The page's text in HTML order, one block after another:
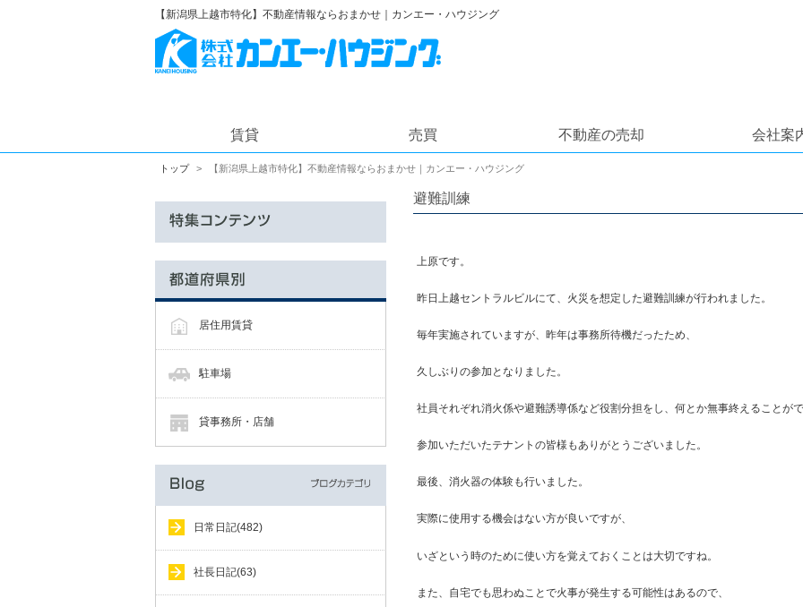
【新潟県上越市特化】不動産情報ならおまかせ｜カンエー・ハウジング
賃貸 売買 不動産の売却 会社案
トップ 【新潟県上越市特化】不動産情報ならおまかせ｜カンエー・ハウジング
避難訓練
上原です。
昨日上越セントラルビルにて、火災を想定した避難訓練が行われました。
毎年実施されていますが、昨年は事務所待機だったため、
久しぶりの参加となりました。
社員それぞれ消火係や避難誘導係など役割分担をし、何とか無事終えることがで
参加いただいたテナントの皆様もありがとうございました。
最後、消火器の体験も行いました。
実際に使用する機会はない方が良いですが、
いざという時のために使い方を覚えておくことは大切ですね。
また、自宅でも思わぬことで火事が発生する可能性はあるので、
居住用賃貸
駐車場
貸事務所・店舗
日常日記(482)
社長日記(63)